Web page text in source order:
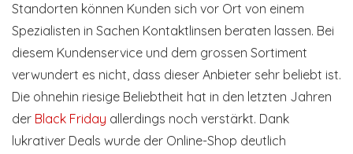
Standorten können Kunden sich vor Ort von einem
Spezialisten in Sachen Kontaktlinsen beraten lassen. Bei
diesem Kundenservice und dem grossen Sortiment
verwundert es nicht, dass dieser Anbieter sehr beliebt ist.
Die ohnehin riesige Beliebtheit hat in den letzten Jahren
der Black Friday allerdings noch verstärkt. Dank
lukrativer Deals wurde der Online-Shop deutlich